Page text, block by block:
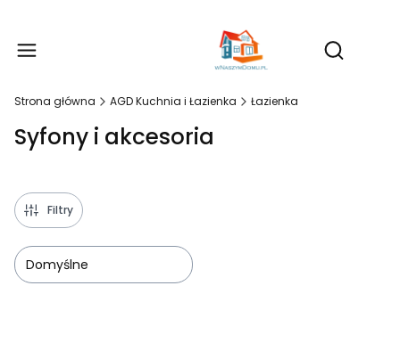
Otwórz
Strona główna AGD Kuchnia i Łazienka Łazienka
Syfony i akcesoria
Filtry
Domyślne